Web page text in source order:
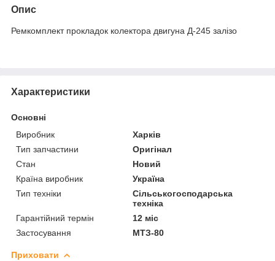
Опис
Ремкомплект прокладок колектора двигуна Д-245 залізо
Характеристики
Основні
Виробник
Харків
Тип запчастини
Оригінал
Стан
Новий
Країна виробник
Україна
Тип техніки
Сільськогосподарська
техніка
Гарантійний термін
12 міс
Застосування
МТЗ-80
Приховати